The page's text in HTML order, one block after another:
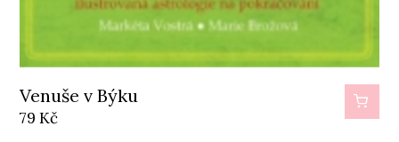
Venuše v Býku
79 Kč